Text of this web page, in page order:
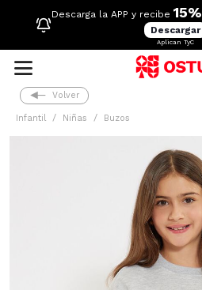
Descarga la APP y recibe 15%
Descargar
Aplican TyC
Volver
Infantil Niñas Buzos